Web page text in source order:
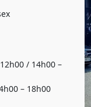
/ 14h00 –
– 18h00